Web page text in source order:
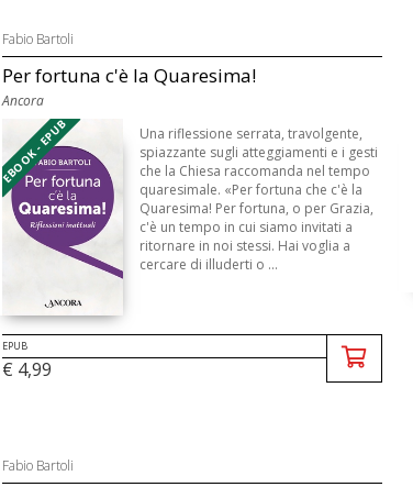
Fabio Bartoli
Per fortuna c'è la Quaresima!
Ancora
EBOOK - EPUB
Una riflessione serrata, travolgente,
spiazzante sugli atteggiamenti e i gesti
che la Chiesa raccomanda nel tempo
quaresimale. «Per fortuna che c'è la
Quaresima! Per fortuna, o per Grazia,
c'è un tempo in cui siamo invitati a
ritornare in noi stessi. Hai voglia a
cercare di illuderti o ...
EPUB
€ 4,99
Fabio Bartoli